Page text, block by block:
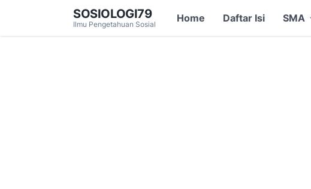
SOSIOLOGI79
Ilmu Pengetahuan Sosial
Home Daftar Isi SMA